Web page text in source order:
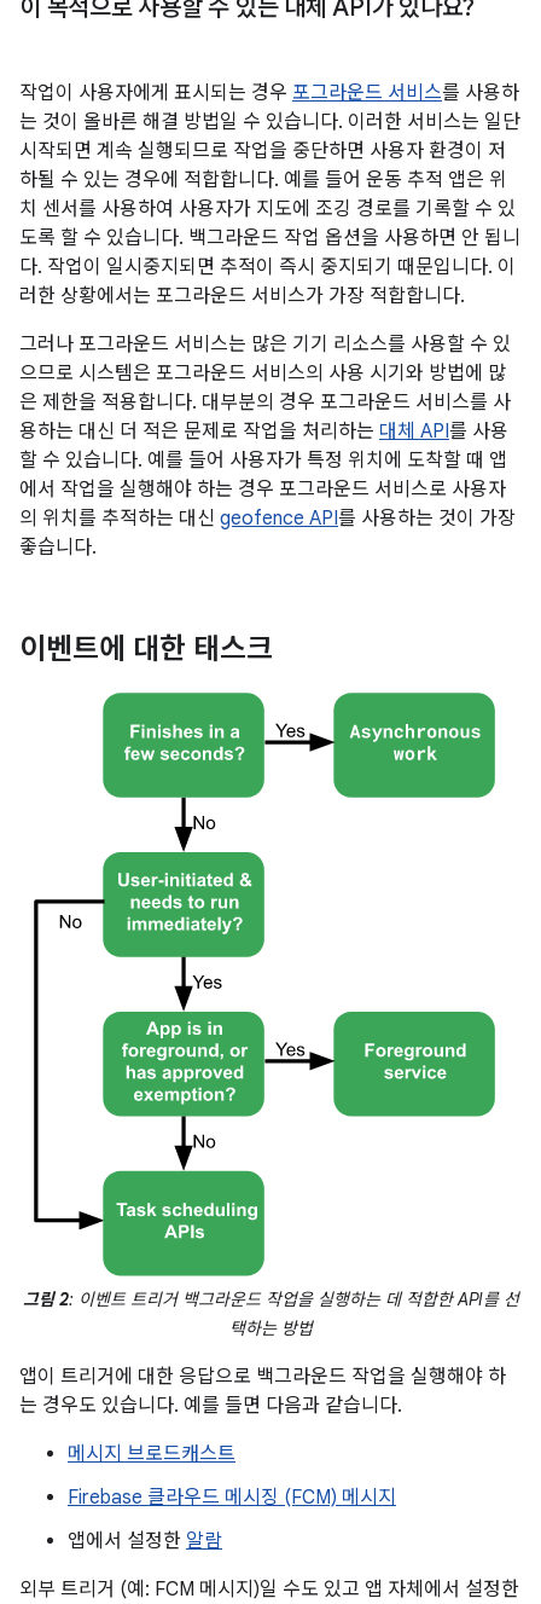
이 목적으로 사용할 수 있는 대체 API가 있나요?
작업이 사용자에게 표시되는 경우 포그라운드 서비스를 사용하
는 것이 올바른 해결 방법일 수 있습니다. 이러한 서비스는 일단
시작되면 계속 실행되므로 작업을 중단하면 사용자 환경이 저
하될 수 있는 경우에 적합합니다. 예를 들어 운동 추적 앱은 위
치 센서를 사용하여 사용자가 지도에 조깅 경로를 기록할 수 있
도록 할 수 있습니다. 백그라운드 작업 옵션을 사용하면 안 됩니
다. 작업이 일시중지되면 추적이 즉시 중지되기 때문입니다. 이
러한 상황에서는 포그라운드 서비스가 가장 적합합니다.
그러나 포그라운드 서비스는 많은 기기 리소스를 사용할 수 있
으므로 시스템은 포그라운드 서비스의 사용 시기와 방법에 많
은 제한을 적용합니다. 대부분의 경우 포그라운드 서비스를 사
용하는 대신 더 적은 문제로 작업을 처리하는 대체 API를 사용
할 수 있습니다. 예를 들어 사용자가 특정 위치에 도착할 때 앱
에서 작업을 실행해야 하는 경우 포그라운드 서비스로 사용자
의 위치를 추적하는 대신 geofence API를 사용하는 것이 가장
좋습니다.
이벤트에 대한 태스크
그림 2: 이벤트 트리거 백그라운드 작업을 실행하는 데 적합한 API를 선
택하는 방법
앱이 트리거에 대한 응답으로 백그라운드 작업을 실행해야 하
는 경우도 있습니다. 예를 들면 다음과 같습니다.
메시지 브로드캐스트
Firebase 클라우드 메시징 (FCM) 메시지
앱에서 설정한 알람
외부 트리거 (예: FCM 메시지)일 수도 있고 앱 자체에서 설정한